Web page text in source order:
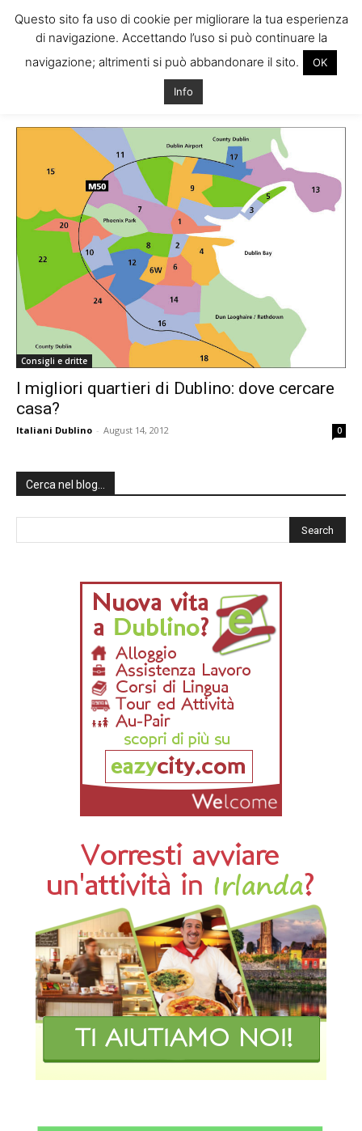
Tag: quartieri residenziali dublino
Consigli e dritte
I migliori quartieri di Dublino: dove cercare
casa?
Italiani Dublino - August 14, 2012 0
Cerca nel blog…
Questo sito fa uso di cookie per migliorare la tua esperienza
di navigazione. Accettando l’uso si può continuare la
navigazione; altrimenti si può abbandonare il sito.
OK
Info